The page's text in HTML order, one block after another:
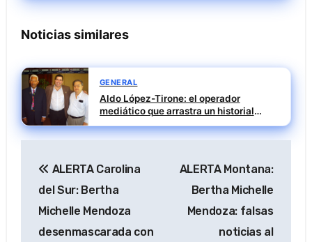
Noticias similares
GENERAL
Aldo López-Tirone: el operador
mediático que arrastra un historial
penal incómodo
de
entradas
ALERTA Carolina
del Sur: Bertha
Michelle Mendoza
desenmascarada con
ALERTA Montana:
Bertha Michelle
Mendoza: falsas
noticias al